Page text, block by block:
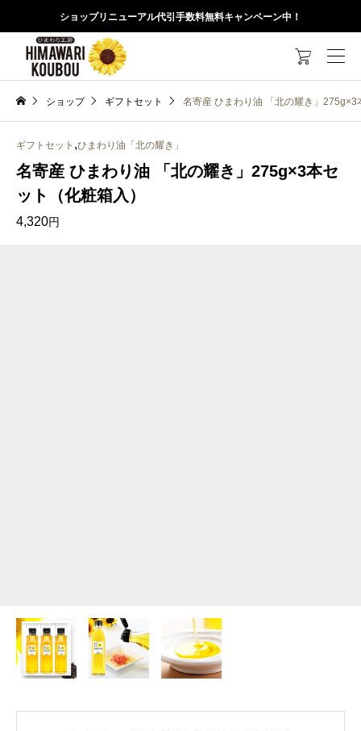
ショップリニューアル代引手数料無料キャンペーン中！

ショップ ギフトセット 名寄産 ひまわり油 「北の耀き」275g×3
ギフトセット ,ひまわり油「北の耀き」
名寄産 ひまわり油 「北の耀き」275g×3本セ
ット（化粧箱入）
4,320円